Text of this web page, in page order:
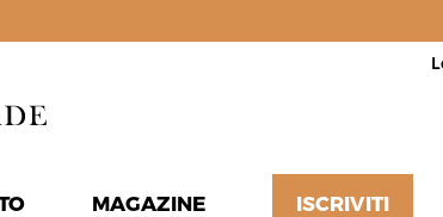
MAGAZINE ISCRIVITI